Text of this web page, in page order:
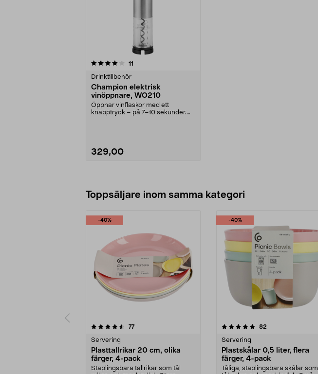
11
Drinktillbehör
Champion elektrisk
vinöppnare, WO210
Öppnar vinflaskor med ett
knapptryck – på 7–10 sekunder.
329,00
Toppsäljare inom samma kategori
-40%
77recensioner
Servering
Plasttallrikar 20 cm, olika
färger, 4-pack
Staplingsbara tallrikar som tål
-40%
5.0 av 5 stjärnor 82
Servering
Plastskålar 0,5 liter, flera
färger, 4-pack
Tåliga, staplingsbara skålar som
4.5 av 5 stjärnor